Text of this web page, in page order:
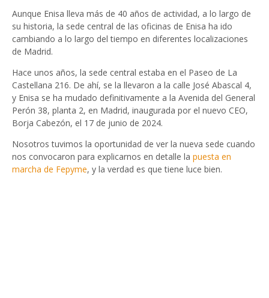
Aunque Enisa lleva más de 40 años de actividad, a lo largo de
su historia, la sede central de las oficinas de Enisa ha ido
cambiando a lo largo del tiempo en diferentes localizaciones
de Madrid.
Hace unos años, la sede central estaba en el Paseo de La
Castellana 216. De ahí, se la llevaron a la calle José Abascal 4,
y Enisa se ha mudado definitivamente a la Avenida del General
Perón 38, planta 2, en Madrid, inaugurada por el nuevo CEO,
Borja Cabezón, el 17 de junio de 2024.
Nosotros tuvimos la oportunidad de ver la nueva sede cuando
nos convocaron para explicarnos en detalle la puesta en
marcha de Fepyme, y la verdad es que tiene luce bien.